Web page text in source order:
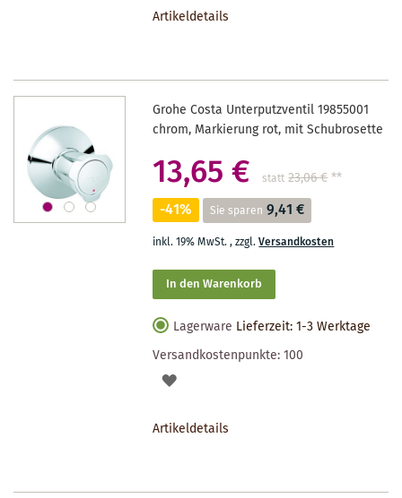
Artikeldetails
Grohe Costa Unterputzventil 19855001
chrom, Markierung rot, mit Schubrosette
13,65 € statt 23,06 €**
-41% Sie sparen 9,41 €
inkl. 19% MwSt.,zzgl.Versandkosten
In den Warenkorb
Lagerware Lieferzeit: 1-3 Werktage
Versandkostenpunkte:100
AUF
Artikeldetails